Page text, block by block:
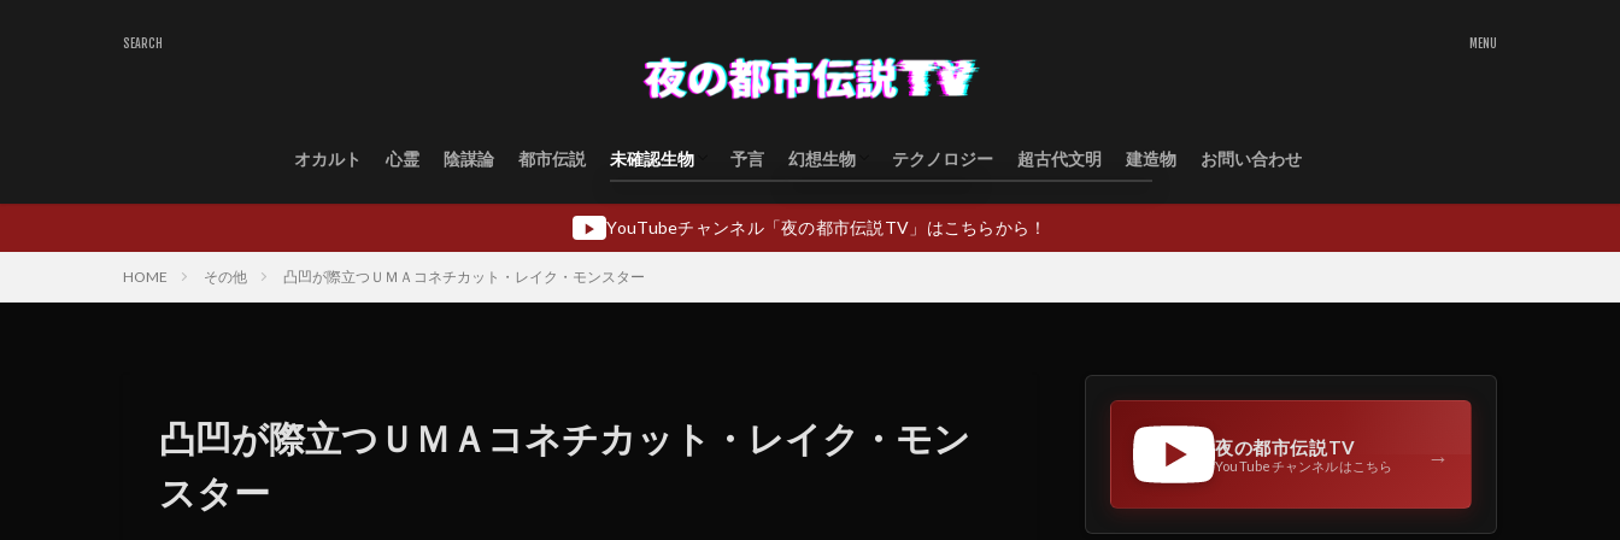
オカルト 心霊 陰謀論 都市伝説 未確認生物
水棲型
類人猿型
飛行生物型
予言 幻想生物
幻想生物日本
幻想生物ヨーロッパ
幻想生物アジア
幻想生物オセアニア
幻想生物中東
テクノロジー 超古代文明 建造物 お問い合わせ
▶ YouTubeチャンネル「夜の都市伝説TV」はこちらから！
HOME その他 凸凹が際立つＵＭＡコネチカット・レイク・モンスター
凸凹が際立つＵＭＡコネチカット・レイク・モン
スター
夜の都市伝説TV
YouTubeチャンネルはこちら →